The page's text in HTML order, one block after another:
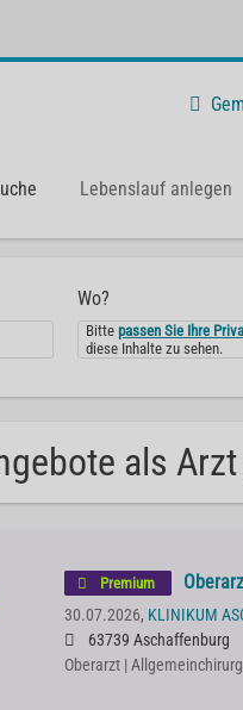
Lebenslauf anlegen
Wo?
Bittepassen Sie Ihre
diese Inhalte zu sehen.
als
Premium
30.07.2026, KLINIKUM
63739 Aschaffenburg
Oberarzt |